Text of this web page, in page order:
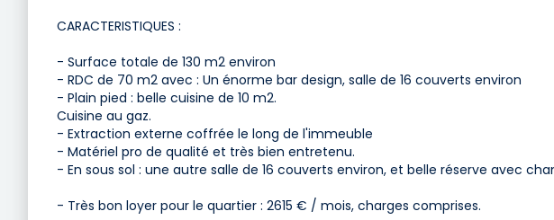
CARACTERISTIQUES :
- Surface totale de 130 m2 environ
- RDC de 70 m2 avec : Un énorme bar design, salle de 16 couverts environ
- Plain pied : belle cuisine de 10 m2.
Cuisine au gaz.
- Extraction externe coffrée le long de l'immeuble
- Matériel pro de qualité et très bien entretenu.
- En sous sol : une autre salle de 16 couverts environ, et belle réserve avec
- Très bon loyer pour le quartier : 2615 € / mois, charges comprises.